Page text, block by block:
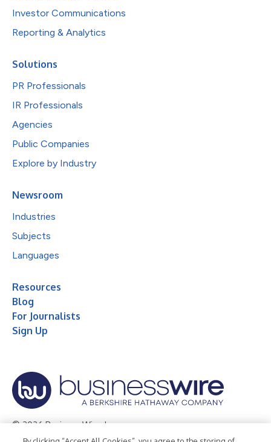
Investor Communications
Reporting & Analytics
Solutions
PR Professionals
IR Professionals
Agencies
Public Companies
Explore by Industry
Newsroom
Industries
Subjects
Languages
Resources
Blog
For Journalists
Sign Up
© 2026 Business Wire, Inc.